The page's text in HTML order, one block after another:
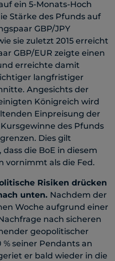
ein 5-Monats-Hoch
Stärke des Pfunds auf
GBP/JPY
sie zuletzt 2015 erreicht
GBP/EUR zeigte einen
erreichte damit
langfristiger
Angesichts der
Königreich wird
Einpreisung der
des Pfunds
Dies gilt
die BoE in diesem
vornimmt als die Fed.
Risiken drücken
unten. Nachdem der
Woche aufgrund einer
nach sicheren
geopolitischer
% seiner Pendants an
er bald wieder in die